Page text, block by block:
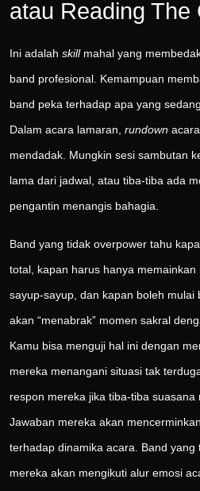
atau Reading The
Ini adalah skillmahal yang
band profesional. Kemampuan
band peka terhadap apa yang
Dalam acara lamaran, rundown
mendadak. Mungkin sesi sambutan
lama dari jadwal, atau tiba-tiba ada
pengantin menangis bahagia.
Band yang tidak overpower tahu
total, kapan harus hanya
sayup-sayup, dan kapan boleh mulai
akan “menabrak” momen sakral
Kamu bisa menguji hal ini dengan
mereka menangani situasi tak
respon mereka jika tiba-tiba suasana
Jawaban mereka akan
terhadap dinamika acara. Band
mereka akan mengikuti alur emosi